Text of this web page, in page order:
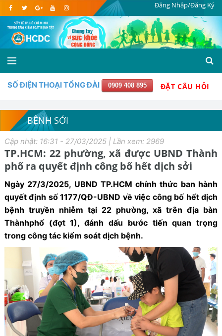
Đăng Nhập/Đăng Ký
SỐ ĐIỆN THOẠI TỔNG ĐÀI 0909 408 895 ĐẶT CÂU HỎI
BỆNH SỞI
Cập nhật: 16:31 - 27/03/2025 | Lần xem: 2969
TP.HCM: 22 phường, xã được UBND Thành
phố ra quyết định công bố hết dịch sởi
Ngày 27/3/2025, UBND TP.HCM chính thức ban hành
quyết định số 1177/QĐ-UBND về việc công bố hết dịch
bệnh truyền nhiễm tại 22 phường, xã trên địa bàn
Thànhphố (đợt 1), đánh dấu bước tiến quan trọng
trong công tác kiểm soát dịch bệnh.